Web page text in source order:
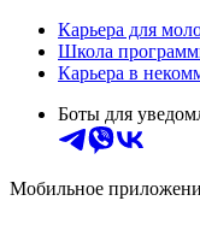
Карьера для
Школа
Карьера в
Боты для
Мобильное